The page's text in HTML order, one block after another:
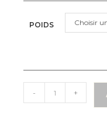
POIDS Choisir
- +